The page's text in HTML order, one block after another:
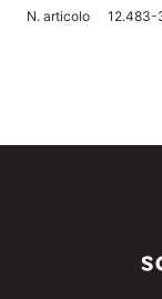
N. articolo 12.483-